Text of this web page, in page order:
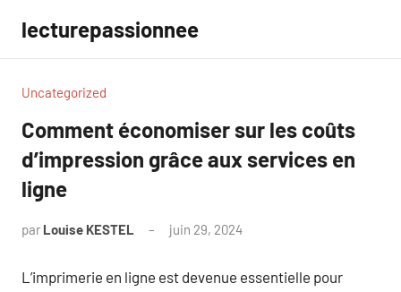
contenu
lecturepassionnee
Uncategorized
Comment économiser sur les coûts
d’impression grâce aux services en
ligne
par Louise KESTEL juin 29, 2024
L’imprimerie en ligne est devenue essentielle pour